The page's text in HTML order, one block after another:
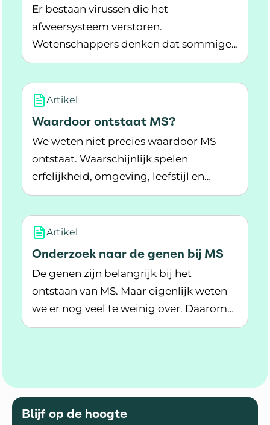
Er bestaan virussen die het
afweersysteem verstoren.
Wetenschappers denken dat sommige
virussen zo de ziekte MS veroorzaken.
Lees meer over Onderzoek naar virussen
Artikel
Waardoor ontstaat MS?
We weten niet precies waardoor MS
ontstaat. Waarschijnlijk spelen
erfelijkheid, omgeving, leefstijl en
virussen een rol.
Lees meer over Waardoor ontstaat MS?
Artikel
Onderzoek naar de genen bij MS
De genen zijn belangrijk bij het
ontstaan van MS. Maar eigenlijk weten
we er nog veel te weinig over. Daarom
doen wetenschappers meer onderzoek
Lees meer over Onderzoek naar de genen bij
Blijf op de hoogte